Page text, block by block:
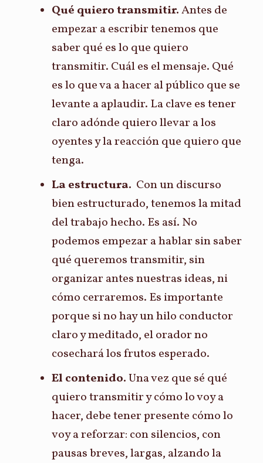
Qué quiero transmitir.Antes de
empezar a escribir tenemos que
saber qué es lo que quiero
transmitir. Cuál es el mensaje. Qué
es lo que va a hacer al público que se
levante a aplaudir. La clave es tener
claro adónde quiero llevar a los
oyentes y la reacción que quiero que
tenga.
La estructura. Con un discurso
bien estructurado, tenemos la mitad
del trabajo hecho. Es así. No
podemos empezar a hablar sin saber
qué queremos transmitir, sin
organizar antes nuestras ideas, ni
cómo cerraremos. Es importante
porque si no hay un hilo conductor
claro y meditado, el orador no
cosechará los frutos esperado.
El contenido.Una vez que sé qué
quiero transmitir y cómo lo voy a
hacer, debe tener presente cómo lo
voy a reforzar: con silencios, con
pausas breves, largas, alzando la